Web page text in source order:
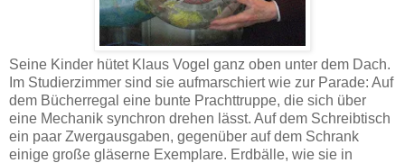
Seine Kinder hütet Klaus Vogel ganz oben unter dem Dach.
Im Studierzimmer sind sie aufmarschiert wie zur Parade: Auf
dem Bücherregal eine bunte Prachttruppe, die sich über
eine Mechanik synchron drehen lässt. Auf dem Schreibtisch
ein paar Zwergausgaben, gegenüber auf dem Schrank
einige große gläserne Exemplare. Erdbälle, wie sie in